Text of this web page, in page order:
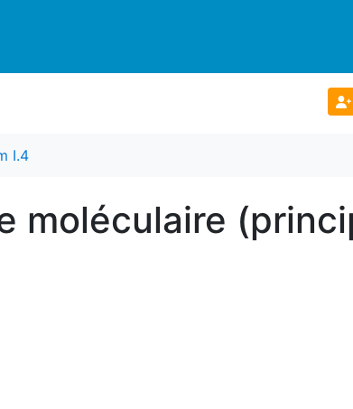
I.4
moléculaire